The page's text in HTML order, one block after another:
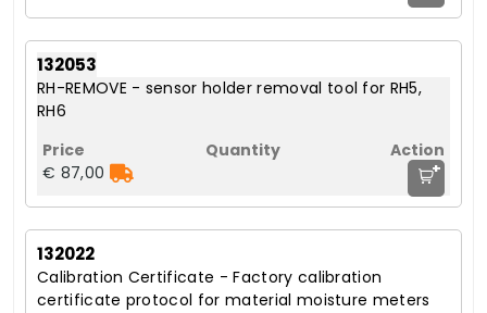
132053
RH-REMOVE - sensor holder removal tool for RH5,
RH6
€ 87,00 +
132022
Calibration Certificate - Factory calibration
certificate protocol for material moisture meters